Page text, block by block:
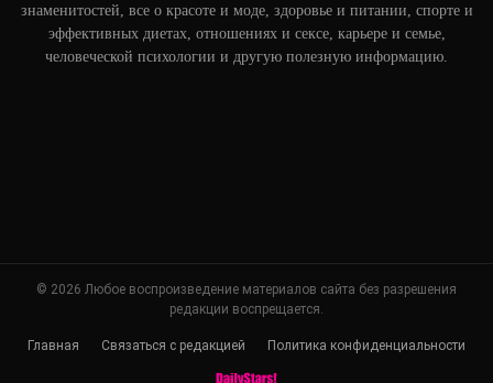
знаменитостей, все о красоте и моде, здоровье и питании, спорте и
эффективных диетах, отношениях и сексе, карьере и семье,
человеческой психологии и другую полезную информацию.
© 2026 Любое воспроизведение материалов сайта без разрешения
редакции воспрещается.
Главная Связаться с редакцией Политика конфиденциальности